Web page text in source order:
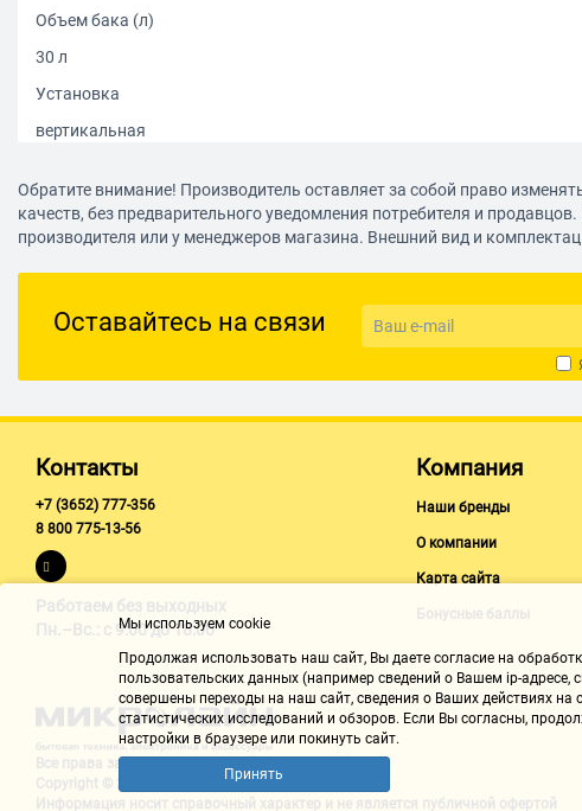
Объем бака (л)
30 л
Установка
вертикальная
нижняя
Управление
электронное
Производительность
7 бар
Минимальное давление воды (бар)
0.5 бар
Максимальная температура нагрева воды (°С)
75 °С
Номинальная мощность
Нагревательный элемент
трубчатый
Покрытие внутреннего бака
нержавеющая сталь
Обратите внимание! Производитель оставляет за собой право
качеств, без предварительного уведомления потребителя и
производителя или у менеджеров магазина. Внешний вид и
Оставайтесь на связи
Контакты
+7 (3652) 777-356
8 800 775-13-56
Работаем без выходных
Пн.–Вс.: с 9:00 до 18:00
Компания
Наши бренды
О компании
Карта сайта
Бонусные баллы
Все права защищены "Микролайн"
Copyright © 2002-2026
Информация носит справочный характер и не является публичной офертой
Мы используем cookie
Продолжая использовать наш cайт, Вы даете согласие на
пользовательских данных (например сведений о Вашем ip-адресе,
совершены переходы на наш сайт, сведения о Ваших действиях на
статистических исследований и обзоров. Если Вы согласны,
настройки в браузере или покинуть сайт.
Принять